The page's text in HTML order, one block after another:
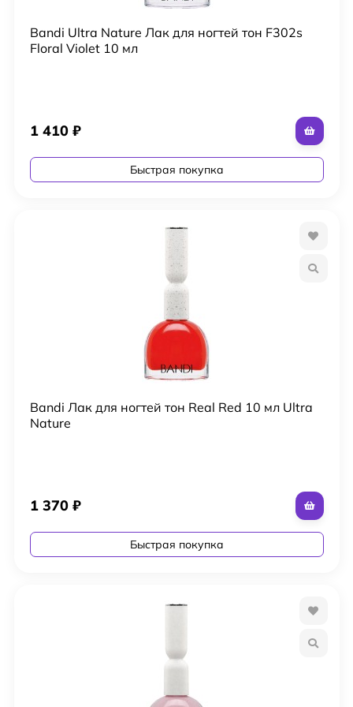
Bandi Ultra Nature Лак для ногтей тон F302s
Floral Violet 10 мл
1 410 ₽
Быстрая покупка
Bandi Лак для ногтей тон Real Red 10 мл Ultra
Nature
1 370 ₽
Быстрая покупка